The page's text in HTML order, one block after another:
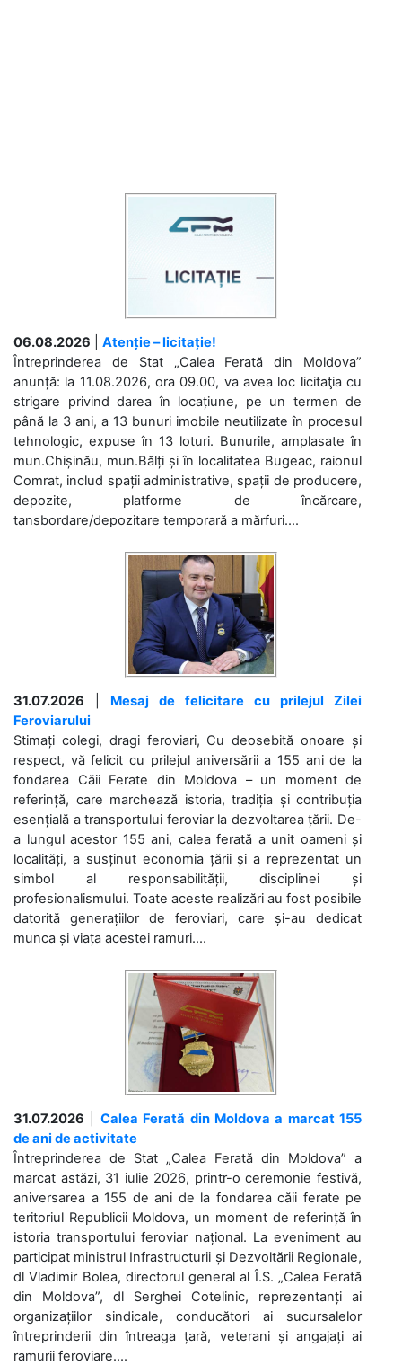
06.08.2026
Atenție – licitație!
Întreprinderea de Stat „Calea Ferată din Moldova”
anunță: la 11.08.2026, ora 09.00, va avea loc licitaţia cu
strigare privind darea în locațiune, pe un termen de
până la 3 ani, a 13 bunuri imobile neutilizate în procesul
tehnologic, expuse în 13 loturi. Bunurile, amplasate în
mun.Chișinău, mun.Bălți și în localitatea Bugeac, raionul
Comrat, includ spații administrative, spații de producere,
depozite, platforme de încărcare,
tansbordare/depozitare temporară a mărfuri....
31.07.2026
Mesaj de felicitare cu prilejul Zilei
Feroviarului
Stimați colegi, dragi feroviari, Cu deosebită onoare și
respect, vă felicit cu prilejul aniversării a 155 ani de la
fondarea Căii Ferate din Moldova – un moment de
referință, care marchează istoria, tradiția și contribuția
esențială a transportului feroviar la dezvoltarea țării. De-
a lungul acestor 155 ani, calea ferată a unit oameni și
localități, a susținut economia țării și a reprezentat un
simbol al responsabilității, disciplinei și
profesionalismului. Toate aceste realizări au fost posibile
datorită generațiilor de feroviari, care și-au dedicat
munca și viața acestei ramuri....
31.07.2026
Calea Ferată din Moldova a marcat 155
de ani de activitate
Întreprinderea de Stat „Calea Ferată din Moldova” a
marcat astăzi, 31 iulie 2026, printr-o ceremonie festivă,
aniversarea a 155 de ani de la fondarea căii ferate pe
teritoriul Republicii Moldova, un moment de referință în
istoria transportului feroviar național. La eveniment au
participat ministrul Infrastructurii și Dezvoltării Regionale,
dl Vladimir Bolea, directorul general al Î.S. „Calea Ferată
din Moldova”, dl Serghei Cotelinic, reprezentanți ai
organizațiilor sindicale, conducători ai sucursalelor
întreprinderii din întreaga țară, veterani și angajați ai
ramurii feroviare....